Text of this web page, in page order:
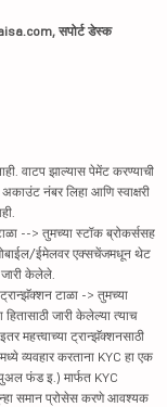
सपोर्ट डेस्क
वाटप झाल्यास पेमेंट करण्याची
नंबर लिहा आणि स्वाक्षरी
--> तुमच्या स्टॉक ब्रोकर्ससह
ईमेलवर एक्सचेंजमधून थेट
जारी केलेले.
टाळा -> तुमच्या
जारी केलेल्या त्याच
महत्त्वाच्या ट्रान्झॅक्शनसाठी
व्यवहार करताना KYC हा एक
फंड इ.) मार्फत KYC
समान प्रोसेस करणे आवश्यक